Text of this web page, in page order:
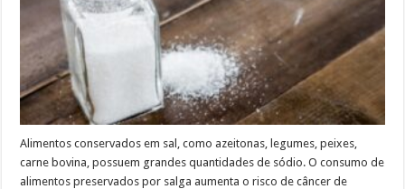
Alimentos conservados em sal, como azeitonas, legumes, peixes,
carne bovina, possuem grandes quantidades de sódio. O consumo de
alimentos preservados por salga aumenta o risco de câncer de